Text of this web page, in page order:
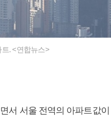
. <연합뉴스>
서 서울 전역의 아파트값이